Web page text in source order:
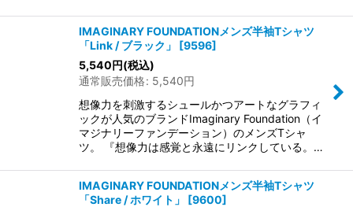
IMAGINARY FOUNDATIONメンズ半袖Tシャツ
「Link / ブラック」
[9596]
5,540円(税込)
通常販売価格: 5,540円
想像力を刺激するシュールかつアートなグラフィ
ックが人気のブランドImaginary Foundation（イ
マジナリーファンデーション）のメンズTシャ
ツ。 『想像力は感覚と永遠にリンクしている。…
IMAGINARY FOUNDATIONメンズ半袖Tシャツ
「Share / ホワイト」
[9600]